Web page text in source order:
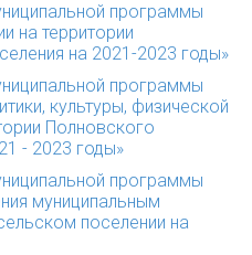
программы
на территории
на 2021-2023 годы»
программы
культуры, физической
Полновского
- 2023 годы»
программы
муниципальным
поселении на